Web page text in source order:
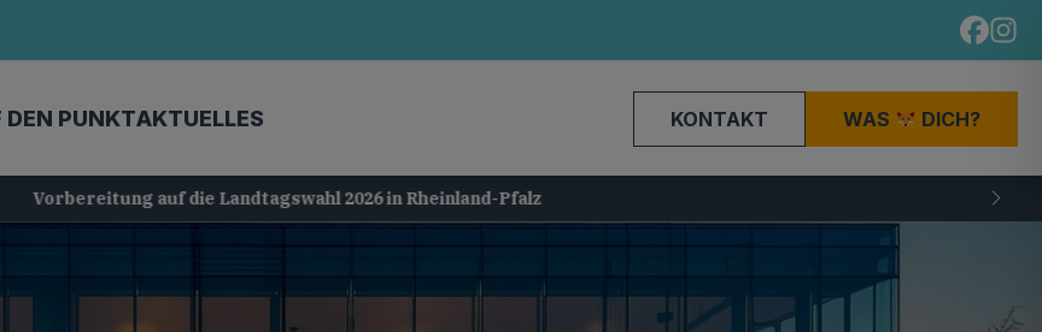
DEN PUNKTAKTUELLES KONTAKT WAS DICH?
auf die Landtagswahl 2026 in Rheinland-Pfalz